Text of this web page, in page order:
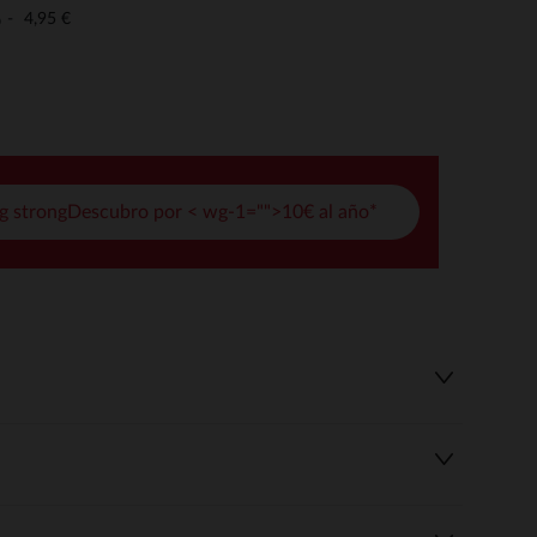
4,95 €
strongDescubro por < wg-1="">10€ al año*